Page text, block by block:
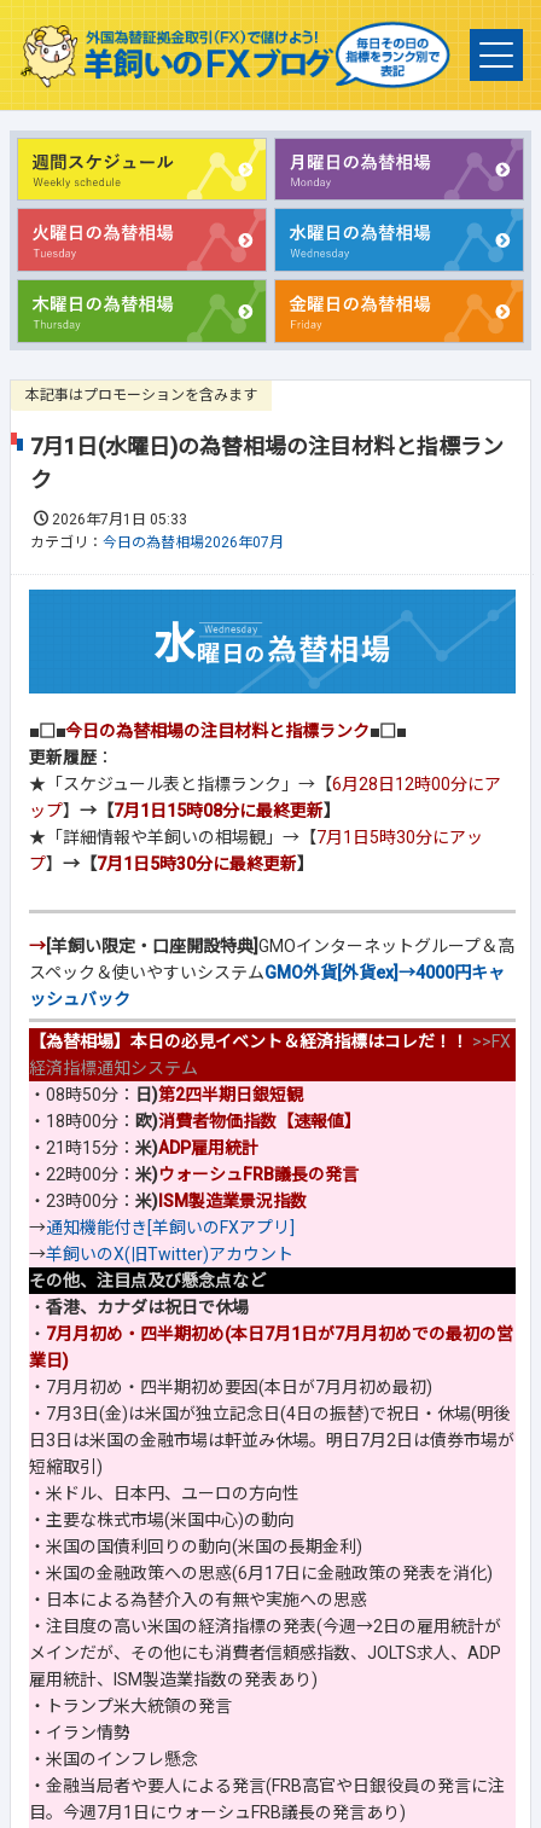
本記事はプロモーションを含みます
7月1日(水曜日)の為替相場の注目材料と指標ラン
ク
2026年7月1日 05:33
カテゴリ： 今日の為替相場2026年07月
■□■今日の為替相場の注目材料と指標ランク■□■
更新履歴 ：
★「スケジュール表と指標ランク」→【6月28日12時00分にア
ップ】 →【7月1日15時08分に最終更新】
★「詳細情報や羊飼いの相場観」→【7月1日5時30分にアッ
プ】 →【7月1日5時30分に最終更新】
→[羊飼い限定・口座開設特典]GMOインターネットグループ＆高
スペック＆使いやすいシステムGMO外貨[外貨ex]→4000円キャ
ッシュバック
【為替相場】本日の必見イベント＆経済指標はコレだ！！ >>FX
経済指標通知システム
・08時50分：
日)第2四半期日銀短観
・18時00分： 欧)消費者物価指数【速報値】
・21時15分： 米)ADP雇用統計
・22時00分： 米)ウォーシュFRB議長の発言
・23時00分： 米) ISM製造業景況指数
→通知機能付き[羊飼いのFXアプリ]
→羊飼いのX(旧Twitter)アカウント
その他、注目点及び懸念点など
・ 香港、カナダは祝日で休場
・ 7月月初め・四半期初め(本日7月1日が7月月初めでの最初の営
業日)
・7月月初め・四半期初め要因(本日が7月月初め最初)
・7月3日(金)は米国が独立記念日(4日の振替)で祝日・休場(明後
日3日は米国の金融市場は軒並み休場。明日7月2日は債券市場が
短縮取引)
・米ドル、日本円、ユーロの方向性
・主要な株式市場(米国中心)の動向
・米国の国債利回りの動向(米国の長期金利)
・米国の金融政策への思惑(6月17日に金融政策の発表を消化)
・日本による為替介入の有無や実施への思惑
・注目度の高い米国の経済指標の発表(今週→2日の雇用統計が
メインだが、その他にも消費者信頼感指数、JOLTS求人、ADP
雇用統計、ISM製造業指数の発表あり)
・トランプ米大統領の発言
・イラン情勢
・米国のインフレ懸念
・金融当局者や要人による発言(FRB高官や日銀役員の発言に注
目。今週7月1日にウォーシュFRB議長の発言あり)